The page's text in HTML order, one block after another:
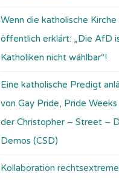
Wenn die katholische Kirche
öffentlich erklärt: „Die AfD
Katholiken nicht wählbar“!
Eine katholische Predigt
von Gay Pride, Pride Weeks
der Christopher – Street –
Demos (CSD)
Kollaboration